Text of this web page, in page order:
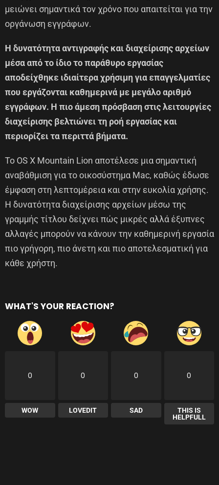
μειώνει σημαντικά τον χρόνο που απαιτείται για την
οργάνωση εγγράφων.
Η δυνατότητα αντιγραφής και διαχείρισης αρχείων
μέσα από το ίδιο το παράθυρο εργασίας
αποδείχθηκε ιδιαίτερα χρήσιμη για επαγγελματίες
που εργάζονται καθημερινά με μεγάλο αριθμό
εγγράφων. Η πιο άμεση πρόσβαση στις λειτουργίες
διαχείρισης βελτιώνει τη ροή εργασίας και
περιορίζει τα περιττά βήματα.
Το OS X Mountain Lion αποτέλεσε μια σημαντική
αναβάθμιση για το οικοσύστημα Mac, καθώς έδωσε
έμφαση στη λεπτομέρεια και στην ευκολία χρήσης.
Η δυνατότητα διαχείρισης αρχείων μέσω της
γραμμής τίτλου δείχνει πώς μικρές αλλά έξυπνες
αλλαγές μπορούν να κάνουν την καθημερινή εργασία
πιο γρήγορη, πιο άνετη και πιο αποτελεσματική για
κάθε χρήστη.
WHAT'S YOUR REACTION?
0
WOW
0
LOVEDIT
0
SAD
0
THIS IS
HELPFULL